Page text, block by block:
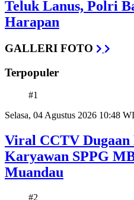
Teluk Lanus, Polri
Harapan
GALLERI FOTO
Terpopuler
#1
Selasa, 04 Agustus 2026 10:48
Viral CCTV Dugaan
Karyawan SPPG
Muandau
#2